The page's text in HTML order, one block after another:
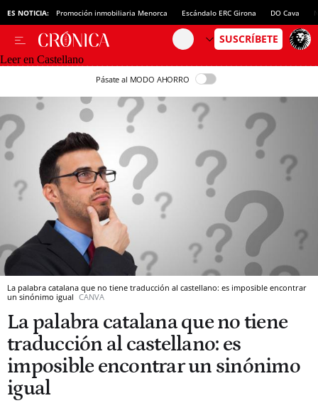
ES NOTICIA: Promoción inmobiliaria Menorca Escándalo ERC Girona DO Cava
Leer en Castellano
Pásate al MODO AHORRO
La palabra catalana que no tiene traducción al castellano: es imposible encontrar
un sinónimo igual CANVA
La palabra catalana que no tiene
traducción al castellano: es
imposible encontrar un sinónimo
igual